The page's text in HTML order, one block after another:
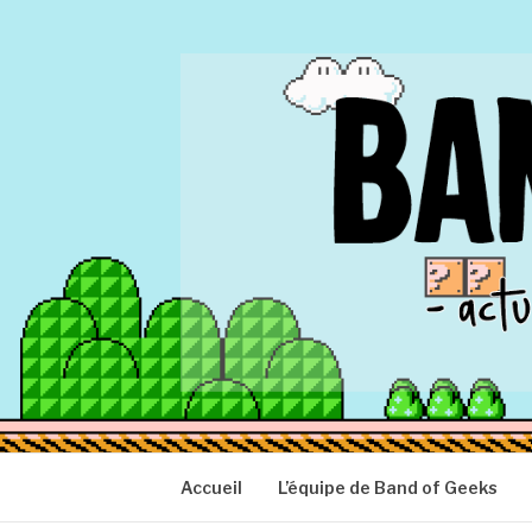
BAND OF
Actu Geek d'hier et d'aujourd'hui
Accueil L’équipe de Band of Geeks